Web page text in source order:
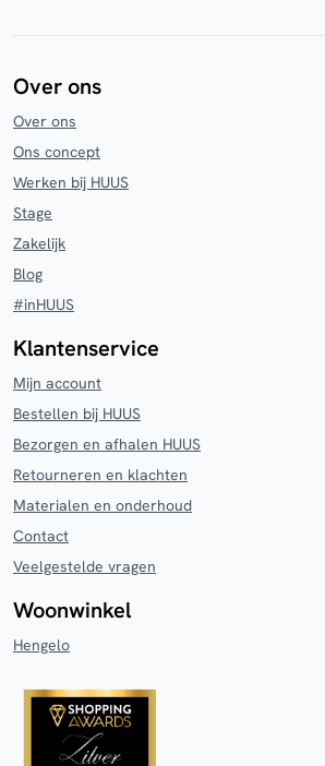
Over ons
Over ons
Ons concept
Werken bij HUUS
Stage
Zakelijk
Blog
#inHUUS
Klantenservice
Mijn account
Bestellen bij HUUS
Bezorgen en afhalen HUUS
Retourneren en klachten
Materialen en onderhoud
Contact
Veelgestelde vragen
Woonwinkel
Hengelo